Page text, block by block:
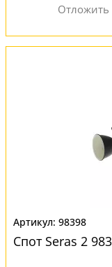
98398
Спот Seras 2